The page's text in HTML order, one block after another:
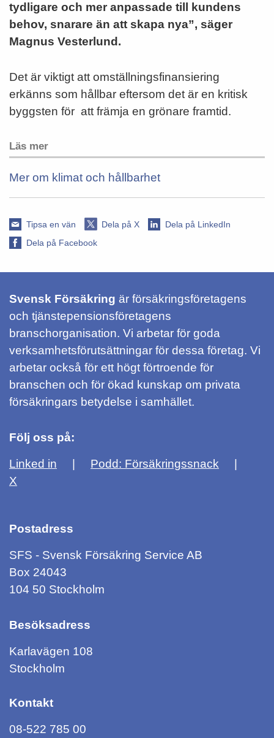
tydligare och mer anpassade till kundens
behov, snarare än att skapa nya”, säger
Magnus Vesterlund.
Det är viktigt att omställningsfinansiering
erkänns som hållbar eftersom det är en kritisk
byggsten för att främja en grönare framtid.
Läs mer
Mer om klimat och hållbarhet
Tipsa en vän Dela på X
Dela på LinkedIn
Dela på Facebook
Svensk Försäkring är försäkringsföretagens
och tjänstepensionsföretagens
branschorganisation. Vi arbetar för goda
verksamhetsförutsättningar för dessa företag. Vi
arbetar också för ett högt förtroende för
branschen och för ökad kunskap om privata
försäkringars betydelse i samhället.
Följ oss på:
Linked in
Podd: Försäkringssnack
X
Postadress
SFS - Svensk Försäkring Service AB
Box 24043
104 50 Stockholm
Besöksadress
Karlavägen 108
Stockholm
Kontakt
08-522 785 00